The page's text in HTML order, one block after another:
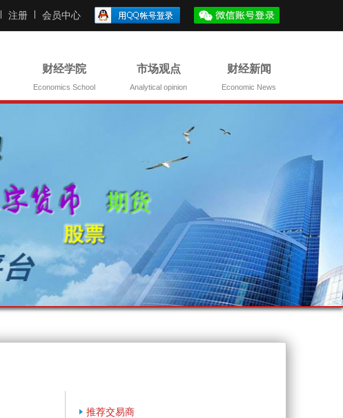
注册 会员中心
财经学院
Economics School
市场观点
Analytical opinion
财经新闻
Economic News
推荐交易商